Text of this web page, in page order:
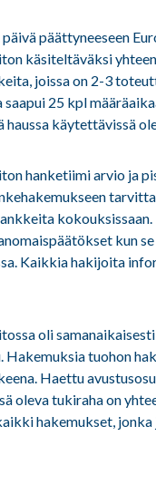
päivä päättyneeseen
käsiteltäväksi
joissa on 2-3
saapui 25 kpl
haussa käytettävissä
hanketiimi arvio ja
kun
Kaikkia hakijoita
oli
Hakemuksia tuohon
Haettu
oleva tukiraha on
hakemukset,